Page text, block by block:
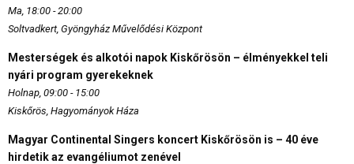
Ma, 18:00 - 20:00
Soltvadkert, Gyöngyház Művelődési Központ
Mesterségek és alkotói napok Kiskőrösön – élményekkel teli
nyári program gyerekeknek
Holnap, 09:00 - 15:00
Kiskőrös, Hagyományok Háza
Magyar Continental Singers koncert Kiskőrösön is – 40 éve
hirdetik az evangéliumot zenével